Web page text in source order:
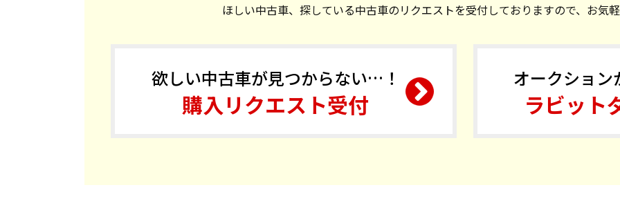
ほしい中古車、探している中古車のリクエストを受付しておりますので、お気軽
欲しい中古車が見つからない…！
購入リクエスト受付
オークション
ラビット